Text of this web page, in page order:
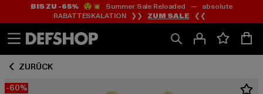
Zum
Inhalt
springen
Zum
Fußzeile
springen
BIS ZU -65%😲💥 Summer Sale Reloaded — absolute
RABATTESKALATION ❯❯ ZUM SALE ❮❮
ZURÜCK
-60%